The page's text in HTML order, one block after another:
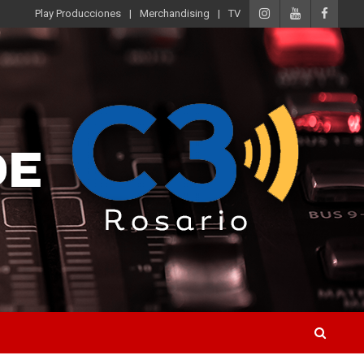
Play Producciones Merchandising TV